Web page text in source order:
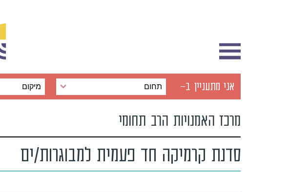
אני מתעניין ב- תחום מיקום
מרכז האמנויות הרב תחומי
סדנת קרמיקה חד פעמית למבוגרות/ים